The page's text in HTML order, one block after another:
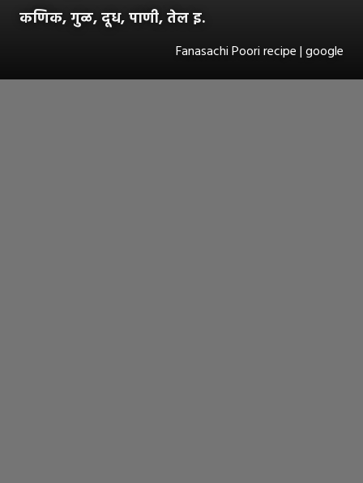
कणिक, गुळ, दूध, पाणी, तेल इ.
Fanasachi Poori recipe | google